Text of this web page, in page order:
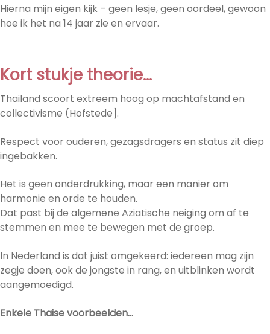
Hierna mijn eigen kijk – geen lesje, geen oordeel, gewoon
hoe ik het na 14 jaar zie en ervaar.
Kort stukje theorie…
Thailand scoort extreem hoog op machtafstand en
collectivisme (Hofstede].
Respect voor ouderen, gezagsdragers en status zit diep
ingebakken.
Het is geen onderdrukking, maar een manier om
harmonie en orde te houden.
Dat past bij de algemene Aziatische neiging om af te
stemmen en mee te bewegen met de groep.
In Nederland is dat juist omgekeerd: iedereen mag zijn
zegje doen, ook de jongste in rang, en uitblinken wordt
aangemoedigd.
Enkele Thaise voorbeelden…